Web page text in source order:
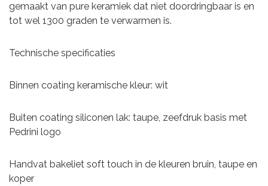
gemaakt van pure keramiek dat niet doordringbaar is en
tot wel 1300 graden te verwarmen is.
Technische specificaties
Binnen coating keramische kleur: wit
Buiten coating siliconen lak: taupe, zeefdruk basis met
Pedrini logo
Handvat bakeliet soft touch in de kleuren bruin, taupe en
koper